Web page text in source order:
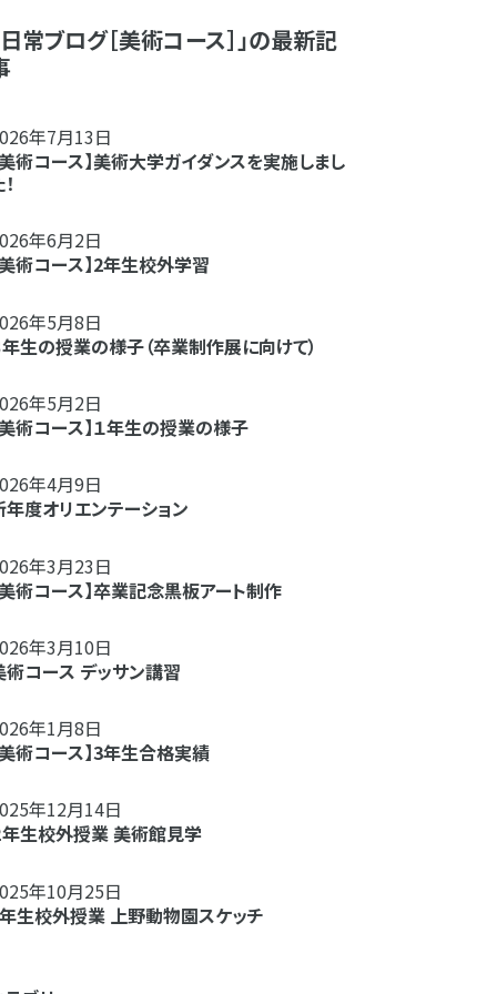
日常ブログ［美術コース］」の最新記
年7月13日
美術コース】美術大学ガイダンスを実施しまし
年6月2日
美術コース】2年生校外学習
年5月8日
年生の授業の様子（卒業制作展に向けて）
年5月2日
美術コース】１年生の授業の様子
年4月9日
年度オリエンテーション
年3月23日
美術コース】卒業記念黒板アート制作
年3月10日
術コース デッサン講習
年1月8日
美術コース】3年生合格実績
年12月14日
年生校外授業 美術館見学
年10月25日
生校外授業 上野動物園スケッチ